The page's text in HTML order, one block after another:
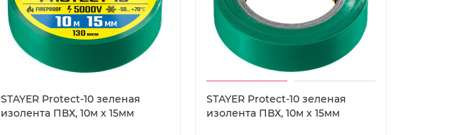
STAYER Protect-10 зеленая
изолента ПВХ, 10м х 15мм
STAYER Protect-10 зеленая
изолента ПВХ, 10м х 15мм